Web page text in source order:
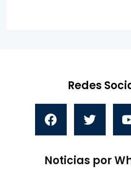
Redes
Noticias por